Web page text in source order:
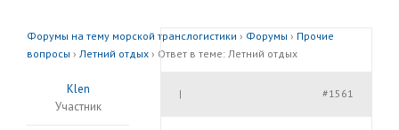
Форумы на тему морской транслогистики › Форумы › Прочие
вопросы › Летний отдых › Ответ в теме: Летний отдых
Klen
Участник
#1561
|